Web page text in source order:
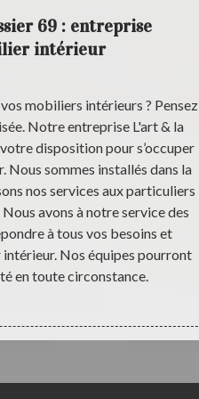
69 : entreprise
intérieur
mobiliers intérieurs ? Pensez
Notre entreprise L'art & la
disposition pour s’occuper
sommes installés dans la
nos services aux particuliers
avons à notre service des
à tous vos besoins et
Nos équipes pourront
en toute circonstance.